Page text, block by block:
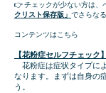
👉 チェックが少ない方は、
クリスト保存版」 でさらな
​コンテンツはこちら
【花粉症セルフチェック】
花粉症は症状タイプに
なります。まずは自身の
う。